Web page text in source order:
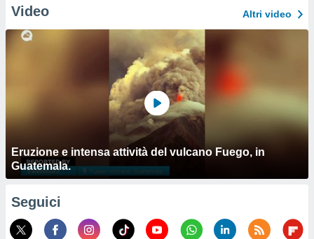
Video Altri video
Eruzione e intensa attività del vulcano Fuego, in
Guatemala.
Seguici